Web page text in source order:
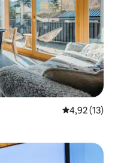
4,92 af 5 í
4,92 (13)